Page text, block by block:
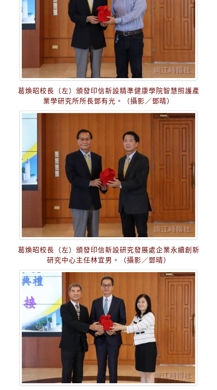
葛煥昭校長（左）頒發印信新設精準健康學院智慧照護產
業學研究所所長鄧有光。（攝影／鄧晴）
葛煥昭校長（左）頒發印信新設研究發展處企業永續創新
研究中心主任林宜男。（攝影／鄧晴）